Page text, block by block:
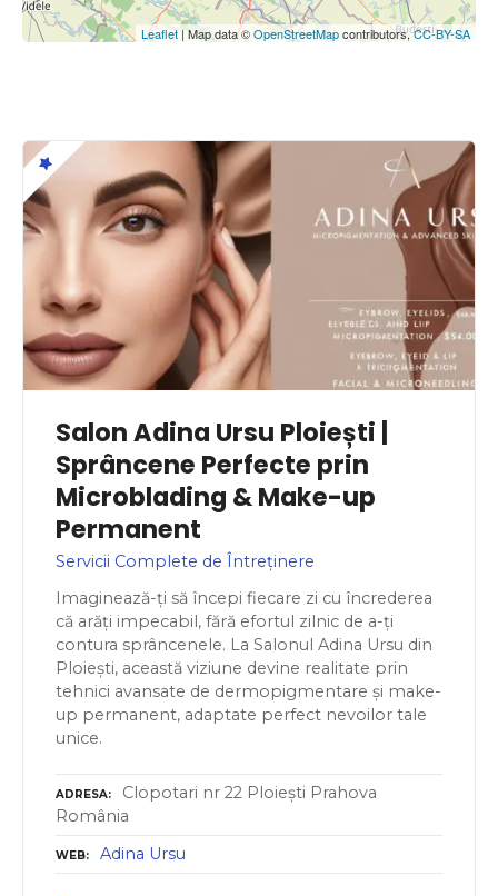
Leaflet | Map data ©OpenStreetMapcontributors,CC-BY-SA
Salon Adina Ursu Ploiești |
Sprâncene Perfecte prin
Microblading & Make-up
Permanent
Servicii Complete de Întreținere
Imaginează-ți să începi fiecare zi cu încrederea
că arăți impecabil, fără efortul zilnic de a-ți
contura sprâncenele. La Salonul Adina Ursu din
Ploiești, această viziune devine realitate prin
tehnici avansate de dermopigmentare și make-
up permanent, adaptate perfect nevoilor tale
unice.
ADRESA
Clopotari nr 22 Ploiești Prahova
România
WEB Adina Ursu